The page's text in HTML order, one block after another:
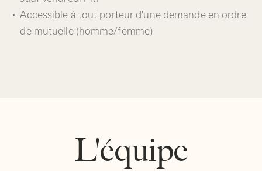
Accessible à tout porteur d'une demande en ordre
de mutuelle (homme/femme)
L'équipe